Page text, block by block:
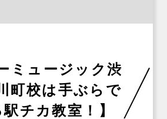
ミュージック渋
町校は手ぶらで
チカ教室！】